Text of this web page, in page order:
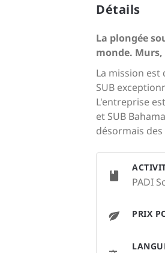
Détails
La plongée
monde.
La mission
SUB
L'entreprise
et SUB
désormais
PADI
PRIX